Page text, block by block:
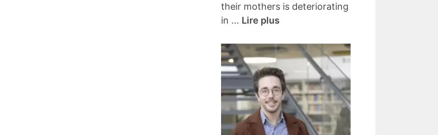
their mothers is deteriorating
in ... Lire plus